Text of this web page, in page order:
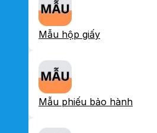
Mẫu hộp giấy
Mẫu phiếu bảo hành